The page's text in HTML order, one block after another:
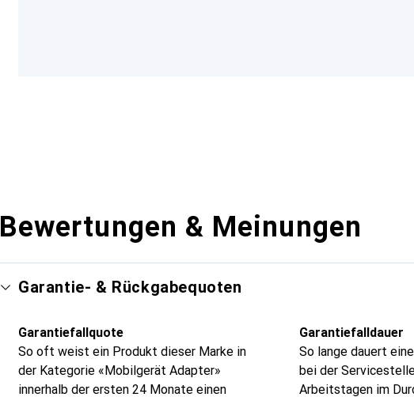
Bewertungen & Meinungen
Garantie- & Rückgabequoten
Garantiefallquote
So oft weist ein Produkt dieser Marke in
der Kategorie «Mobilgerät Adapter»
innerhalb der ersten 24 Monate einen
Garantiefalldauer
So lange dauert
bei der
Arbeitstagen im